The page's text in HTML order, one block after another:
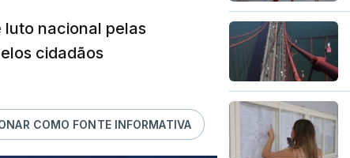
luto nacional pelas
cidadãos
COMO FONTE INFORMATIVA